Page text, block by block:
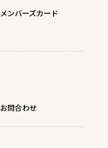
メンバーズカード
お問合わせ